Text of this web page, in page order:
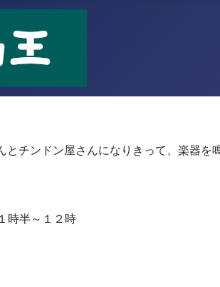
とチンドン屋さんになりきって、楽器を
半～１２時